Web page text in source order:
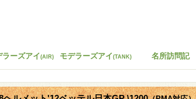
ラーズアイ(AIR) モデラーズアイ(TANK) 名所訪問記